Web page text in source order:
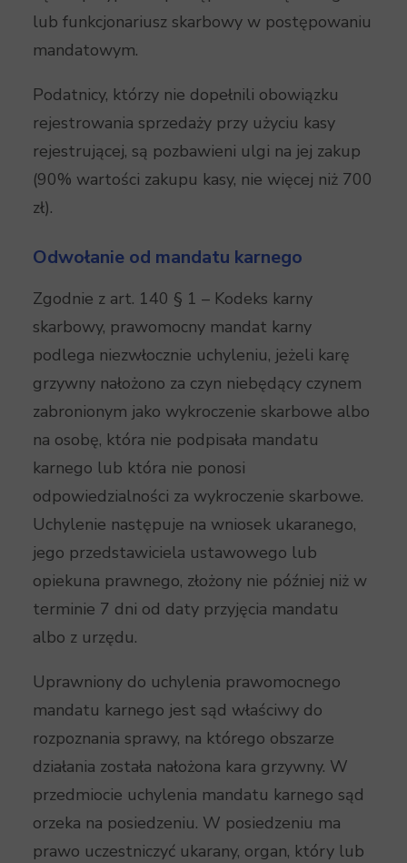
lub funkcjonariusz skarbowy w postępowaniu
mandatowym.
Podatnicy, którzy nie dopełnili obowiązku
rejestrowania sprzedaży przy użyciu kasy
rejestrującej, są pozbawieni ulgi na jej zakup
(90% wartości zakupu kasy, nie więcej niż 700
zł).
Odwołanie od mandatu karnego
Zgodnie z art. 140 § 1 – Kodeks karny
skarbowy, prawomocny mandat karny
podlega niezwłocznie uchyleniu, jeżeli karę
grzywny nałożono za czyn niebędący czynem
zabronionym jako wykroczenie skarbowe albo
na osobę, która nie podpisała mandatu
karnego lub która nie ponosi
odpowiedzialności za wykroczenie skarbowe.
Uchylenie następuje na wniosek ukaranego,
jego przedstawiciela ustawowego lub
opiekuna prawnego, złożony nie później niż w
terminie 7 dni od daty przyjęcia mandatu
albo z urzędu.
Uprawniony do uchylenia prawomocnego
mandatu karnego jest sąd właściwy do
rozpoznania sprawy, na którego obszarze
działania została nałożona kara grzywny. W
przedmiocie uchylenia mandatu karnego sąd
orzeka na posiedzeniu. W posiedzeniu ma
prawo uczestniczyć ukarany, organ, który lub